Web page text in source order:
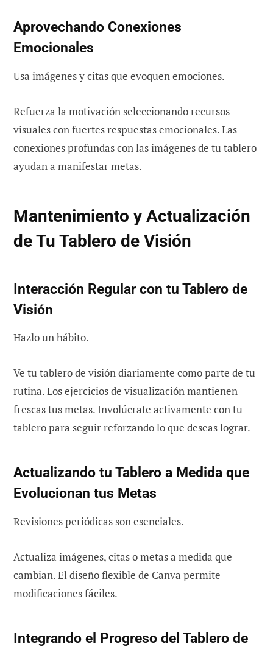
Aprovechando Conexiones
Emocionales
Usa imágenes y citas que evoquen emociones.
Refuerza la motivación seleccionando recursos
visuales con fuertes respuestas emocionales. Las
conexiones profundas con las imágenes de tu tablero
ayudan a manifestar metas.
Mantenimiento y Actualización
de Tu Tablero de Visión
Interacción Regular con tu Tablero de
Visión
Hazlo un hábito.
Ve tu tablero de visión diariamente como parte de tu
rutina. Los ejercicios de visualización mantienen
frescas tus metas. Involúcrate activamente con tu
tablero para seguir reforzando lo que deseas lograr.
Actualizando tu Tablero a Medida que
Evolucionan tus Metas
Revisiones periódicas son esenciales.
Actualiza imágenes, citas o metas a medida que
cambian. El diseño flexible de Canva permite
modificaciones fáciles.
Integrando el Progreso del Tablero de